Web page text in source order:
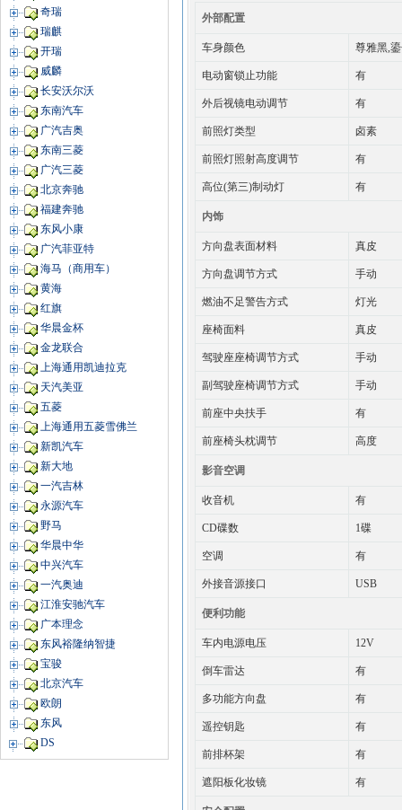
外部配置
车身颜色 尊雅黑,
电动窗锁止功能 有
外后视镜电动调节 有
前照灯类型 卤素
前照灯照射高度调节 有
高位(第三)制动灯 有
内饰
方向盘表面材料 真皮
方向盘调节方式 手动
燃油不足警告方式 灯光
座椅面料 真皮
驾驶座座椅调节方式 手动
副驾驶座椅调节方式 手动
前座中央扶手 有
前座椅头枕调节 高度
影音空调
收音机 有
CD碟数 1碟
空调 有
外接音源接口 USB
便利功能
车内电源电压 12V
倒车雷达 有
多功能方向盘 有
遥控钥匙 有
前排杯架 有
遮阳板化妆镜 有
奇瑞
瑞麒
开瑞
威麟
长安沃尔沃
东南汽车
广汽吉奥
东南三菱
广汽三菱
北京奔驰
福建奔驰
东风小康
广汽菲亚特
海马（商用车）
黄海
红旗
华晨金杯
金龙联合
上海通用凯迪拉克
天汽美亚
五菱
上海通用五菱雪佛兰
新凯汽车
新大地
一汽吉林
永源汽车
野马
华晨中华
中兴汽车
一汽奥迪
江淮安驰汽车
广本理念
东风裕隆纳智捷
宝骏
北京汽车
欧朗
东风
DS